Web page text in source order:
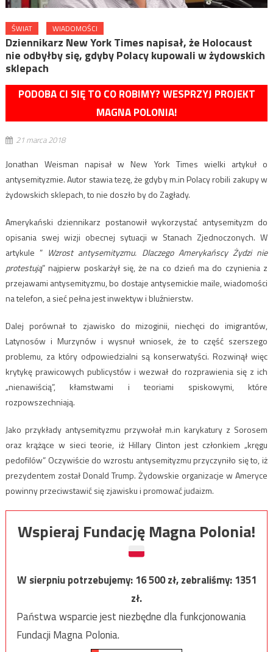
ŚWIAT WIADOMOŚCI
Dziennikarz New York Times napisał, że Holocaust
nie odbyłby się, gdyby Polacy kupowali w żydowskich
sklepach
PODOBA CI SIĘ TO CO ROBIMY? WESPRZYJ PROJEKT
MAGNA POLONIA!
21 marca 2018
Jonathan Weisman napisał w New York Times wielki artykuł o
antysemityzmie. Autor stawia tezę, że gdyby m.in Polacy robili zakupy w
żydowskich sklepach, to nie doszło by do Zagłady.
Amerykański dziennikarz postanowił wykorzystać antysemityzm do
opisania swej wizji obecnej sytuacji w Stanach Zjednoczonych. W
artykule ” Wzrost antysemityzmu. Dlaczego Amerykańscy Żydzi nie
protestują” najpierw poskarżył się, że na co dzień ma do czynienia z
przejawami antysemityzmu, bo dostaje antysemickie maile, wiadomości
na telefon, a sieć pełna jest inwektyw i bluźnierstw.
Dalej porównał to zjawisko do mizoginii, niechęci do imigrantów,
Latynosów i Murzynów i wysnuł wniosek, że to część szerszego
problemu, za który odpowiedzialni są konserwatyści. Rozwinął więc
krytykę prawicowych publicystów i wezwał do rozprawienia się z ich
„nienawiścią”, kłamstwami i teoriami spiskowymi, które
rozpowszechniają.
Jako przykłady antysemityzmu przywołał m.in karykatury z Sorosem
oraz krążące w sieci teorie, iż Hillary Clinton jest członkiem „kręgu
pedofilów” Oczywiście do wzrostu antysemityzmu przyczyniło się to, iż
prezydentem został Donald Trump. Żydowskie organizacje w Ameryce
powinny przeciwstawić się zjawisku i promować judaizm.
Wspieraj Fundację Magna Polonia!
W sierpniu potrzebujemy:16 500zł, zebraliśmy:1351
zł.
Państwa wsparcie jest niezbędne dla funkcjonowania
Fundacji Magna Polonia.